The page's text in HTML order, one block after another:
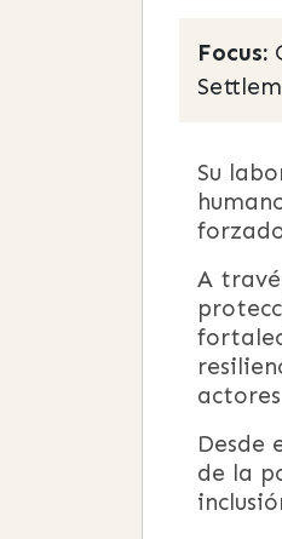
Focus:
Su
A
Desde
de la